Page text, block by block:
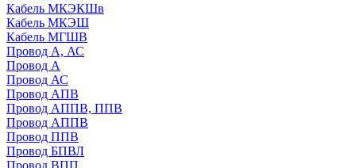
Кабель МКЭКШв
Кабель МКЭШ
Кабель МГШВ
Провод А, АС
Провод А
Провод АС
Провод АПВ
Провод АППВ, ППВ
Провод АППВ
Провод ППВ
Провод БПВЛ
Провод ВПП